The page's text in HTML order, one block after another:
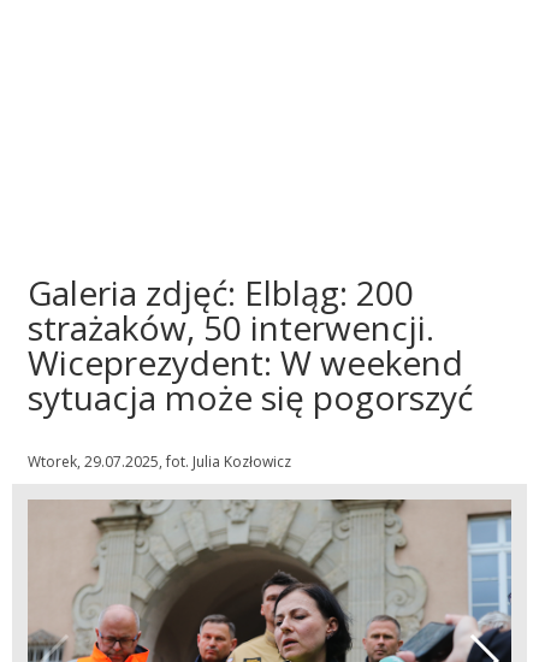
Galeria zdjęć: Elbląg: 200
strażaków, 50 interwencji.
Wiceprezydent: W weekend
sytuacja może się pogorszyć
Wtorek, 29.07.2025, fot. Julia Kozłowicz